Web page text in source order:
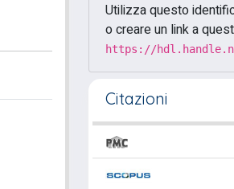
Utilizza questo
o creare un link a
https://
Citazioni